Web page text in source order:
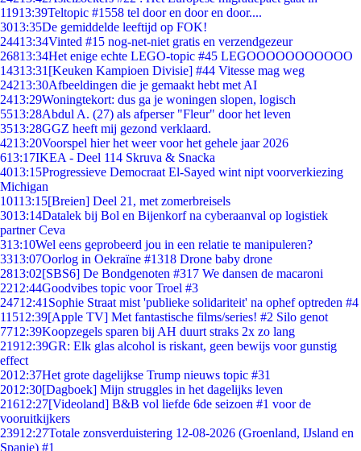
11913:39Teltopic #1558 tel door en door en door....
3013:35De gemiddelde leeftijd op FOK!
24413:34Vinted #15 nog-net-niet gratis en verzendgezeur
26813:34Het enige echte LEGO-topic #45 LEGOOOOOOOOOOO
14313:31 [Keuken Kampioen Divisie] #44 Vitesse mag weg
24213:30Afbeeldingen die je gemaakt hebt met AI
2413:29Woningtekort: dus ga je woningen slopen, logisch
5513:28Abdul A. (27) als afperser "Fleur" door het leven
3513:28GGZ heeft mij gezond verklaard.
4213:20Voorspel hier het weer voor het gehele jaar 2026
613:17IKEA - Deel 114 Skruva & Snacka
4013:15Progressieve Democraat El-Sayed wint nipt voorverkiezing
Michigan
10113:15[Breien] Deel 21, met zomerbreisels
3013:14Datalek bij Bol en Bijenkorf na cyberaanval op logistiek
partner Ceva
313:10Wel eens geprobeerd jou in een relatie te manipuleren?
3313:07Oorlog in Oekraïne #1318 Drone baby drone
2813:02[SBS6] De Bondgenoten #317 We dansen de macaroni
2212:44Goodvibes topic voor Troel #3
24712:41 Sophie Straat mist 'publieke solidariteit' na ophef optreden #4
11512:39[Apple TV] Met fantastische films/series! #2 Silo genot
7712:39Koopzegels sparen bij AH duurt straks 2x zo lang
21912:39GR: Elk glas alcohol is riskant, geen bewijs voor gunstig
effect
2012:37Het grote dagelijkse Trump nieuws topic #31
2012:30[Dagboek] Mijn struggles in het dagelijks leven
21612:27[Videoland] B&B vol liefde 6de seizoen #1 voor de
vooruitkijkers
23912:27Totale zonsverduistering 12-08-2026 (Groenland, IJsland en
Spanje) #1